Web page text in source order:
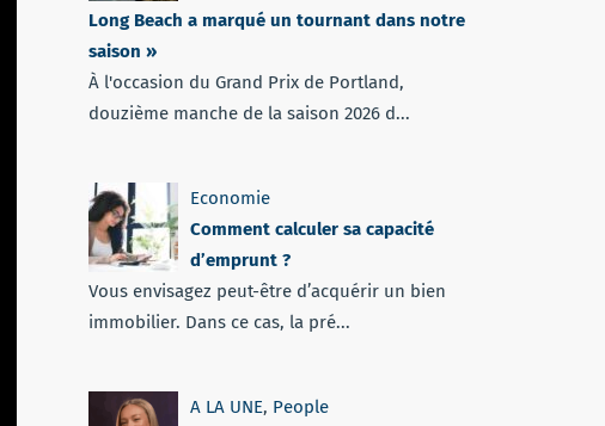
Long Beach a marqué un tournant dans notre
saison »
À l'occasion du Grand Prix de Portland,
douzième manche de la saison 2026 d...
Economie
Comment calculer sa capacité
d’emprunt ?
Vous envisagez peut-être d’acquérir un bien
immobilier. Dans ce cas, la pré...
A LA UNE, People